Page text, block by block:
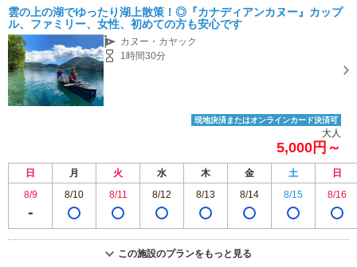
雲の上の湖でゆったり湖上散策！◎『カナディアンカヌー』カップ
ル、ファミリー、女性、初めての方も安心です
カヌー・カヤック
1時間30分
現地決済またはオンラインカード決済可
大人
5,000円～
日 月 火 水 木 金 土
日
8/9
8/10 8/11 8/12 8/13 8/14 8/15 8/16
この施設のプランをもっと見る